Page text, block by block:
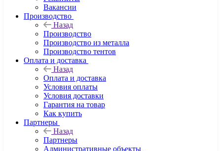
Вакансии
Производство
Назад
Производство
Производство из металла
Производство тентов
Оплата и доставка
Назад
Оплата и доставка
Условия оплаты
Условия доставки
Гарантия на товар
Как купить
Партнеры
Назад
Партнеры
Административные объекты